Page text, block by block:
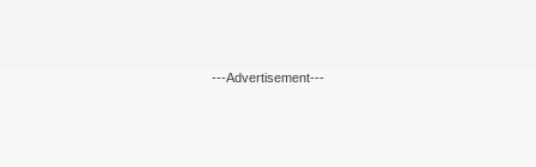
---Advertisement---